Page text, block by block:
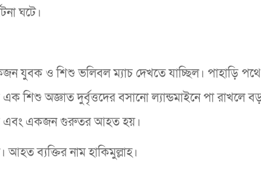
ঘটে।
যুবক ও শিশু ভলিবল ম্যাচ দেখতে যাচ্ছিল। পাহাড়ি পথে
শিশু অজ্ঞাত দুর্বৃত্তদের বসানো ল্যান্ডমাইনে পা রাখলে
এবং একজন গুরুতর আহত হয়।
ব্যক্তির নাম হাকিমুল্লাহ।